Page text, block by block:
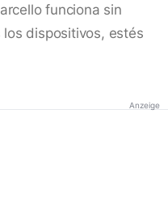
funciona sin
dispositivos, estés
Anzeige